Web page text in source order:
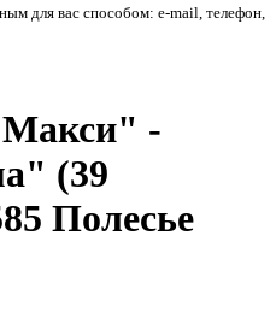
для вас способом: e-mail, телефон,
-
(39
Полесье